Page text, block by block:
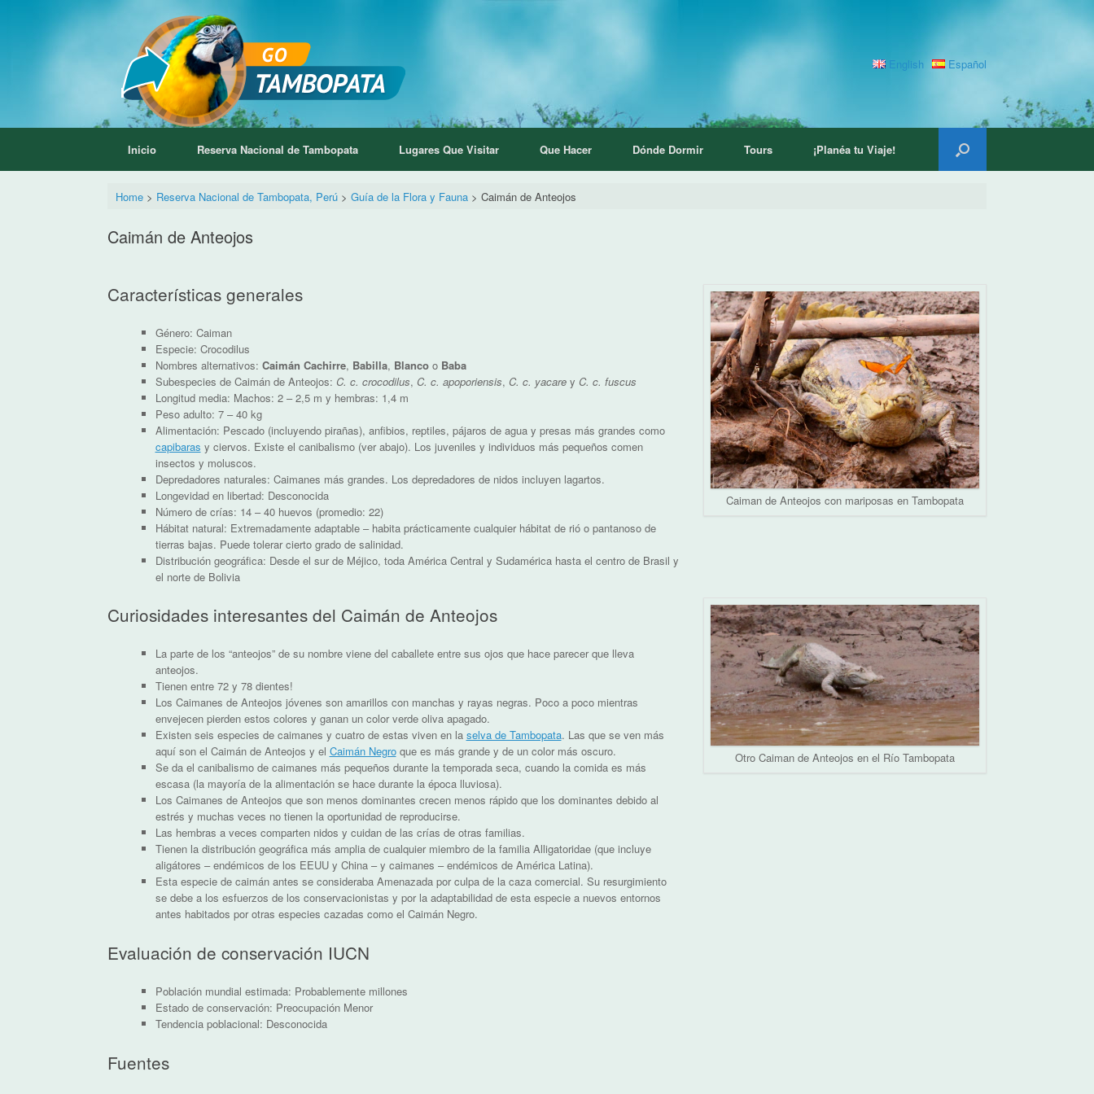
English
Español
Inicio Reserva Nacional de Tambopata Lugares Que Visitar Que Hacer Dónde Dormir Tours ¡Planéa tu Viaje!
Home> Reserva Nacional de Tambopata, Perú> Guía de la Flora y Fauna> Caimán de Anteojos
Caimán de Anteojos
Características generales
Género: Caiman
Especie: Crocodilus
Nombres alternativos: Caimán Cachirre, Babilla, Blancoo Baba
Subespecies de Caimán de Anteojos: C. c. crocodilus, C. c. apoporiensis, C. c. yacarey C. c. fuscus
Longitud media: Machos: 2 – 2,5 m y hembras: 1,4 m
Peso adulto: 7 – 40 kg
Alimentación: Pescado (incluyendo pirañas), anfibios, reptiles, pájaros de agua y presas más grandes como
capibaras y ciervos. Existe el canibalismo (ver abajo). Los juveniles y individuos más pequeños comen
insectos y moluscos.
Depredadores naturales: Caimanes más grandes. Los depredadores de nidos incluyen lagartos.
Longevidad en libertad: Desconocida
Número de crías: 14 – 40 huevos (promedio: 22)
Hábitat natural: Extremadamente adaptable – habita prácticamente cualquier hábitat de rió o pantanoso de
tierras bajas. Puede tolerar cierto grado de salinidad.
Distribución geográfica: Desde el sur de Méjico, toda América Central y Sudamérica hasta el centro de Brasil y
el norte de Bolivia
Curiosidades interesantes del Caimán de Anteojos
La parte de los “anteojos” de su nombre viene del caballete entre sus ojos que hace parecer que lleva
anteojos.
Tienen entre 72 y 78 dientes!
Los Caimanes de Anteojos jóvenes son amarillos con manchas y rayas negras. Poco a poco mientras
envejecen pierden estos colores y ganan un color verde oliva apagado.
Existen seis especies de caimanes y cuatro de estas viven en la selva de Tambopata. Las que se ven más
aquí son el Caimán de Anteojos y el Caimán Negroque es más grande y de un color más oscuro.
Se da el canibalismo de caimanes más pequeños durante la temporada seca, cuando la comida es más
escasa (la mayoría de la alimentación se hace durante la época lluviosa).
Los Caimanes de Anteojos que son menos dominantes crecen menos rápido que los dominantes debido al
estrés y muchas veces no tienen la oportunidad de reproducirse.
Las hembras a veces comparten nidos y cuidan de las crías de otras familias.
Tienen la distribución geográfica más amplia de cualquier miembro de la familia Alligatoridae (que incluye
aligátores – endémicos de los EEUU y China – y caimanes – endémicos de América Latina).
Esta especie de caimán antes se consideraba Amenazada por culpa de la caza comercial. Su resurgimiento
se debe a los esfuerzos de los conservacionistas y por la adaptabilidad de esta especie a nuevos entornos
antes habitados por otras especies cazadas como el Caimán Negro.
Evaluación de conservación IUCN
Población mundial estimada: Probablemente millones
Estado de conservación: Preocupación Menor
Tendencia poblacional: Desconocida
Fuentes
Caiman de Anteojos con mariposas en Tambopata
Otro Caiman de Anteojos en el Río Tambopata